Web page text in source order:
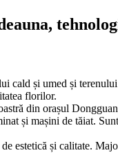
cald și umed și
florilor.
din orașul
și mașini de tăiat.
estetică și calitate.